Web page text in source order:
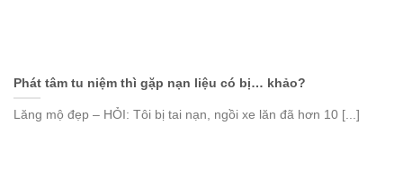
Phát tâm tu niệm thì gặp nạn liệu có bị… khảo?
Lăng mộ đẹp – HỎI: Tôi bị tai nạn, ngồi xe lăn đã hơn 10 [...]